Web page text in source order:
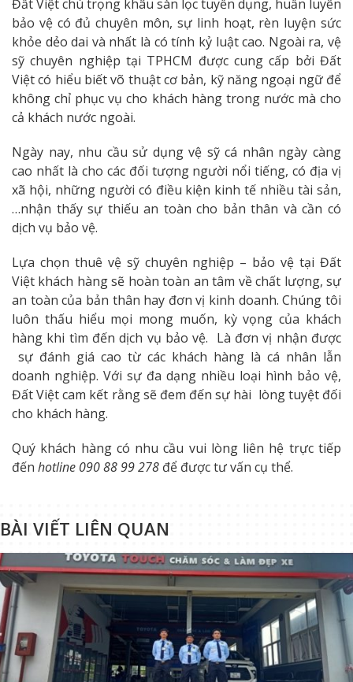
Đất Việt chú trọng khâu sàn lọc tuyển dụng, huấn luyên
bảo vệ có đủ chuyên môn, sự linh hoạt, rèn luyện sức
khỏe dẻo dai và nhất là có tính kỷ luật cao. Ngoài ra, vệ
sỹ chuyên nghiệp tại TPHCM được cung cấp bởi Đất
Việt có hiểu biết võ thuật cơ bản, kỹ năng ngoại ngữ để
không chỉ phục vụ cho khách hàng trong nước mà cho
cả khách nước ngoài.
Ngày nay, nhu cầu sử dụng vệ sỹ cá nhân ngày càng
cao nhất là cho các đối tượng người nổi tiếng, có địa vị
xã hội, những người có điều kiện kinh tế nhiều tài sản,
…nhận thấy sự thiếu an toàn cho bản thân và cần có
dịch vụ bảo vệ.
Lựa chọn thuê vệ sỹ chuyên nghiệp – bảo vệ tại Đất
Việt khách hàng sẽ hoàn toàn an tâm về chất lượng, sự
an toàn của bản thân hay đơn vị kinh doanh. Chúng tôi
luôn thấu hiểu mọi mong muốn, kỳ vọng của khách
hàng khi tìm đến dịch vụ bảo vệ. Là đơn vị nhận được
sự đánh giá cao từ các khách hàng là cá nhân lẫn
doanh nghiệp. Với sự đa dạng nhiều loại hình bảo vệ,
Đất Việt cam kết rằng sẽ đem đến sự hài lòng tuyệt đối
cho khách hàng.
Quý khách hàng có nhu cầu vui lòng liên hệ trực tiếp
đến hotline 090 88 99 278 để được tư vấn cụ thể.
BÀI VIẾT LIÊN QUAN